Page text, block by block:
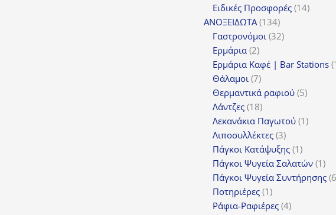
προϊόν
Ειδικές Προσφορές 1414
ΑΝΟΞΕΙΔΩΤΑ 134134
προϊόντα
Γαστρονόμοι 3232
Ερμάρια 22
προϊόντα
Ερμάρια Καφέ | Bar Stations
Θάλαμοι 77
προϊόντα
Θερμαντικά ραφιού 55
Λάντζες 1818
προϊόντα
Λεκανάκια Παγωτού 11
Λιποσυλλέκτες 33
προϊόντα
Πάγκοι Κατάψυξης 11
προϊόν
Πάγκοι Ψυγεία Σαλατών 11
Πάγκοι Ψυγεία Συντήρησης 6
Ποτηριέρες 11
προϊόν
Ράφια-Ραφιέρες 44